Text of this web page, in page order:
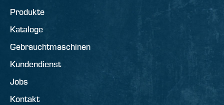
Produkte
Kataloge
Gebrauchtmaschinen
Kundendienst
Jobs
Kontakt